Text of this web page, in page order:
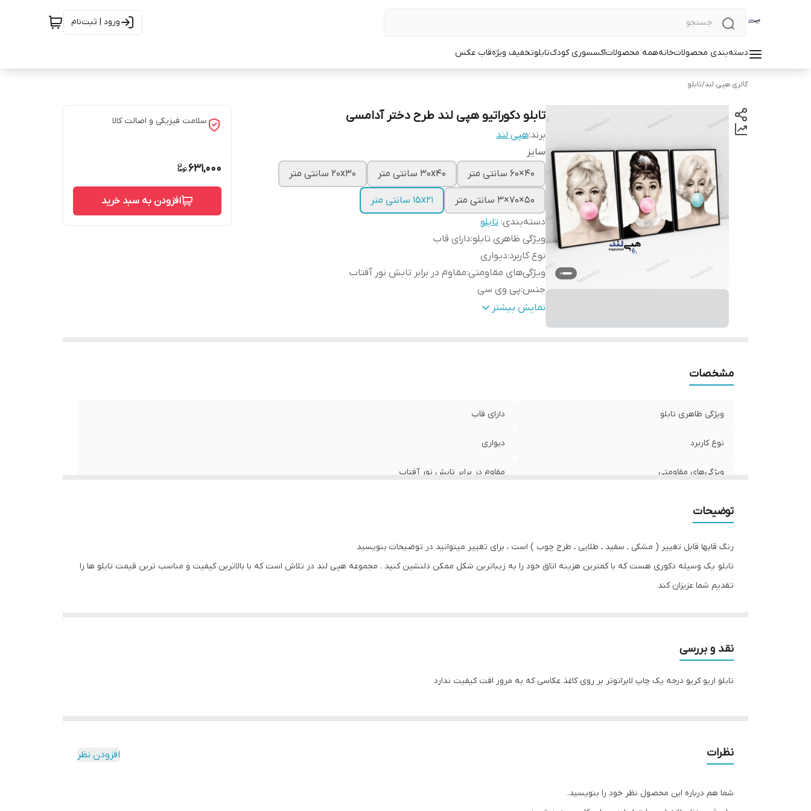
ورود | ثبت‌نام
دسته‌بندی محصولاتخانههمه محصولاتاکسسوری کودکتابلوتخفیف ویژهقاب عکس
گالری هپی لند/تابلو
تابلو دکوراتیو هپی لند طرح دختر آدامسی
برند:هپی لند
سایز
40×60 سانتی متر
30x40 سانتی متر 20x30 سانتی متر
50×70×3 سانتی متر
15x21 سانتی متر
دسته‌بندی: تابلو
ویژگی ظاهری تابلو:دارای قاب
نوع کاربرد:دیواری
ویژگی‌های مقاومتی:مقاوم در برابر تابش نور آفتاب
جنس:پی وی سی
تعدادتکه:سه تکهنمایش بیشتر
سلامت فیزیکی و اصالت کالا
631,000
افزودن به سبد خرید
مشخصات
ویژگی ظاهری تابلو دارای قاب
نوع کاربرد دیواری
ویژگی‌های مقاومتی مقاوم در برابر تابش نور آفتاب
توضیحات
رنگ قابها قابل تغییر ( مشکی ـ سفید ـ طلایی ـ طرح چوب ) است ، برای تغییر میتوانید در توضیحات بنویسید
تابلو یک وسیله دکوری هست که با کمترین هزینه اتاق خود را به زیباترین شکل ممکن دلنشین کنید . مجموعه هپی لند در تلاش است که با بالاترین کیفیت و مناسب ترین قیمت تابلو ها را
تقدیم شما عزیزان کند
نقد و بررسی
تابلو اریو کریو درجه یک چاپ لابراتوتر بر روی کاغذ عکاسی که به مرور افت کیفیت ندارد
نظرات افزودن نظر
شما هم درباره این محصول نظر خود را بنویسید.